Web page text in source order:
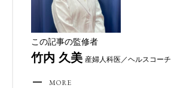
この記事の監修者
竹内 久美 産婦人科医／ヘルスコーチ
MORE